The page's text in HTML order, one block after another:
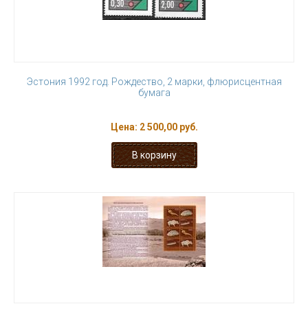
Эстония 1992 год. Рождество, 2 марки, флюрисцентная
бумага
Цена: 2 500,00 руб.